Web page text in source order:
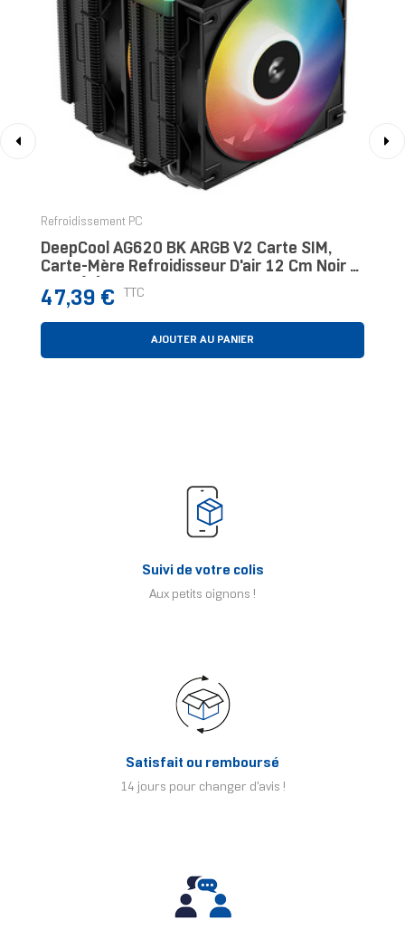
Refroidissement PC
DeepCool AG620 BK ARGB V2 Carte SIM,
Carte-Mère Refroidisseur D'air 12 Cm Noir 1
Prix
47,39 € TTC
AJOUTER AU PANIER
Suivi de votre colis
Aux petits oignons !
Satisfait ou remboursé
14 jours pour changer d'avis !